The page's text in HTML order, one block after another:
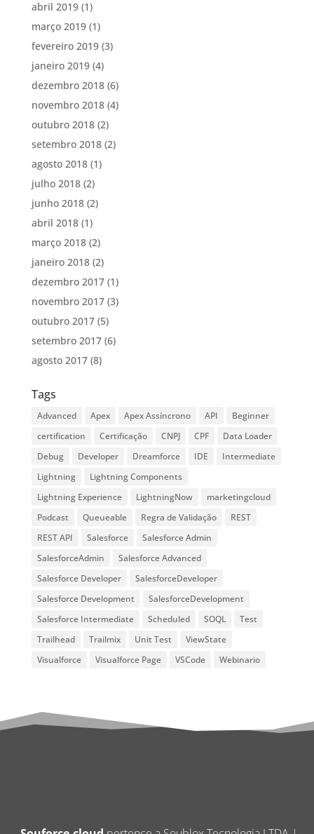
abril 2019(1)
março 2019(1)
fevereiro 2019(3)
janeiro 2019(4)
dezembro 2018(6)
novembro 2018(4)
outubro 2018(2)
setembro 2018(2)
agosto 2018(1)
julho 2018(2)
junho 2018(2)
abril 2018(1)
março 2018(2)
janeiro 2018(2)
dezembro 2017(1)
novembro 2017(3)
outubro 2017(5)
setembro 2017(6)
agosto 2017(8)
Tags
Advanced Apex Apex Assíncrono API
Beginner
certification
Certificação CNPJ CPF
Data Loader
Debug
Developer Dreamforce IDE
Intermediate
Lightning
Lightning Components
Lightning Experience
LightningNow
marketingcloud
Podcast
Queueable Regra de Validação
REST
REST API
Salesforce
Salesforce Admin
SalesforceAdmin
Salesforce Advanced
Salesforce Developer
SalesforceDeveloper
Salesforce Development
SalesforceDevelopment
Salesforce Intermediate
Scheduled SOQL
Test
Trailhead
Trailmix Unit Test
ViewState
Visualforce
Visualforce Page VSCode Webinario